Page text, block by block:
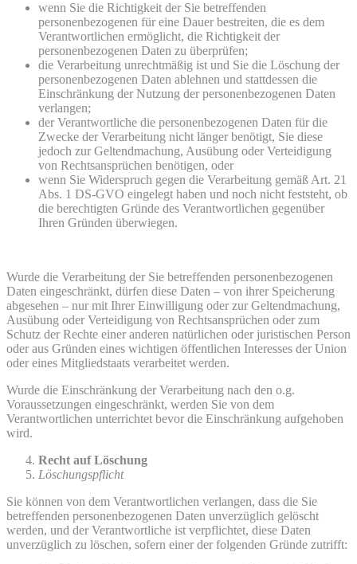
wenn Sie die Richtigkeit der Sie betreffenden
personenbezogenen für eine Dauer bestreiten, die es dem
Verantwortlichen ermöglicht, die Richtigkeit der
personenbezogenen Daten zu überprüfen;
die Verarbeitung unrechtmäßig ist und Sie die Löschung der
personenbezogenen Daten ablehnen und stattdessen die
Einschränkung der Nutzung der personenbezogenen Daten
verlangen;
der Verantwortliche die personenbezogenen Daten für die
Zwecke der Verarbeitung nicht länger benötigt, Sie diese
jedoch zur Geltendmachung, Ausübung oder Verteidigung
von Rechtsansprüchen benötigen, oder
wenn Sie Widerspruch gegen die Verarbeitung gemäß Art. 21
Abs. 1 DS-GVO eingelegt haben und noch nicht feststeht, ob
die berechtigten Gründe des Verantwortlichen gegenüber
Ihren Gründen überwiegen.
Wurde die Verarbeitung der Sie betreffenden personenbezogenen
Daten eingeschränkt, dürfen diese Daten – von ihrer Speicherung
abgesehen – nur mit Ihrer Einwilligung oder zur Geltendmachung,
Ausübung oder Verteidigung von Rechtsansprüchen oder zum
Schutz der Rechte einer anderen natürlichen oder juristischen Person
oder aus Gründen eines wichtigen öffentlichen Interesses der Union
oder eines Mitgliedstaats verarbeitet werden.
Wurde die Einschränkung der Verarbeitung nach den o.g.
Voraussetzungen eingeschränkt, werden Sie von dem
Verantwortlichen unterrichtet bevor die Einschränkung aufgehoben
wird.
Recht auf Löschung
Löschungspflicht
Sie können von dem Verantwortlichen verlangen, dass die Sie
betreffenden personenbezogenen Daten unverzüglich gelöscht
werden, und der Verantwortliche ist verpflichtet, diese Daten
unverzüglich zu löschen, sofern einer der folgenden Gründe zutrifft: